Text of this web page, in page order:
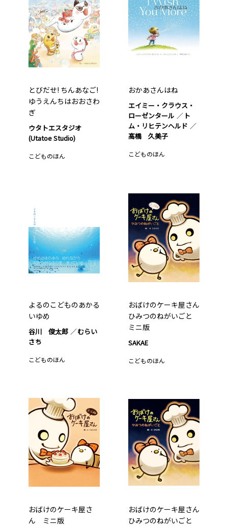
とびだせ! ちんあなご!
ゆうえんちはおおさわ
ぎ
ウタトエスタジオ
(Utatoe Studio)
こどものほん
おかあさんはね
エイミー・クラウス・
ローゼンタール
ト
ム・リヒテンヘルド
高橋 久美子
こどものほん
よるのこどものあかる
いゆめ
谷川 俊太郎
むらい
さち
こどものほん
おばけのケーキ屋さん
ひみつのねがいごと
ミニ版
SAKAE
こどものほん
おばけのケーキ屋さ
ん ミニ版
おばけのケーキ屋さん
ひみつのねがいごと